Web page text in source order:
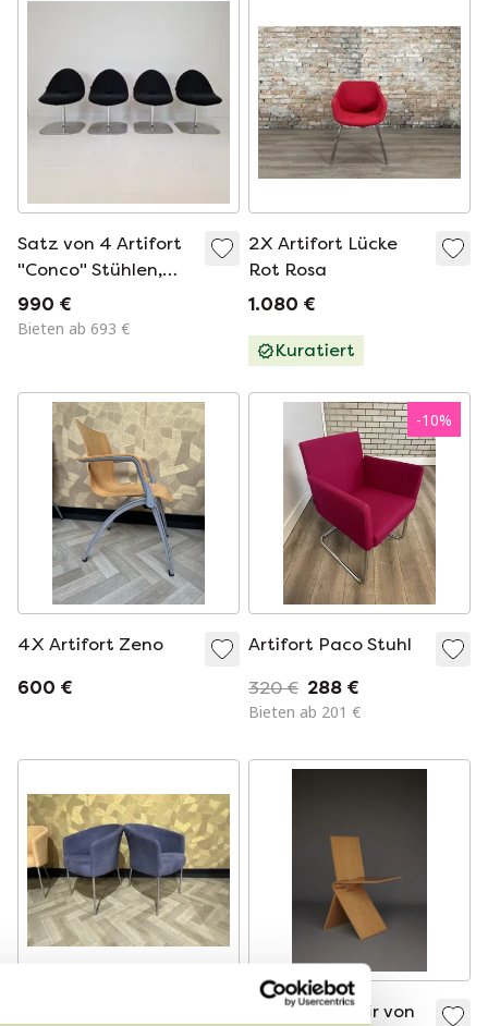
Satz von 4 Artifort
"Conco" Stühlen,
Michel Van Der Kley
2006
990 €
Bieten ab 693 €
2X Artifort Lücke
Rot Rosa
1.080 €
Kuratiert
4X Artifort Zeno
600 €
-10%
Artifort Paco Stuhl
320 € 288 €
Bieten ab 201 €
020 Stick Chair von